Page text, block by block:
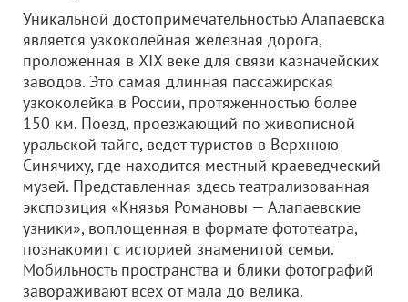
Уникальной достопримечательностью Алапаевска
является узкоколейная железная дорога,
проложенная в XIX веке для связи казначейских
заводов. Это самая длинная пассажирская
узкоколейка в России, протяженностью более
150 км. Поезд, проезжающий по живописной
уральской тайге, ведет туристов в Верхнюю
Синячиху, где находится местный краеведческий
музей. Представленная здесь театрализованная
экспозиция «Князья Романовы — Алапаевские
узники», воплощенная в формате фототеатра,
познакомит с историей знаменитой семьи.
Мобильность пространства и блики фотографий
завораживают всех от мала до велика.